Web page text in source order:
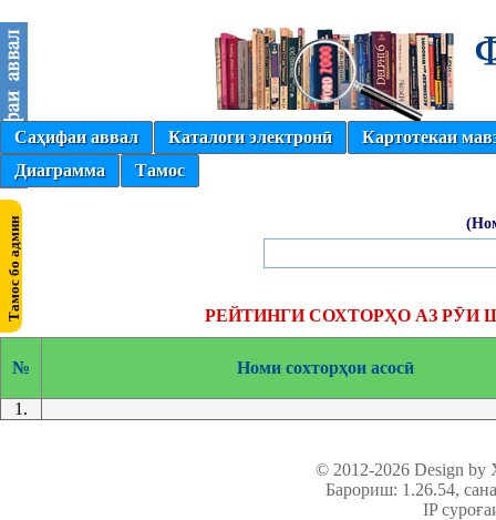
Саҳифаи аввал Каталоги электронӣ
Картотекаи
Диаграмма
Тамос
РЕЙТИНГИ СОХТОРҲО АЗ РӮИ
№ Номи сохторҳои асосӣ
1.
© 2012-2026 Design
Барориш: 1.26.54,
IP